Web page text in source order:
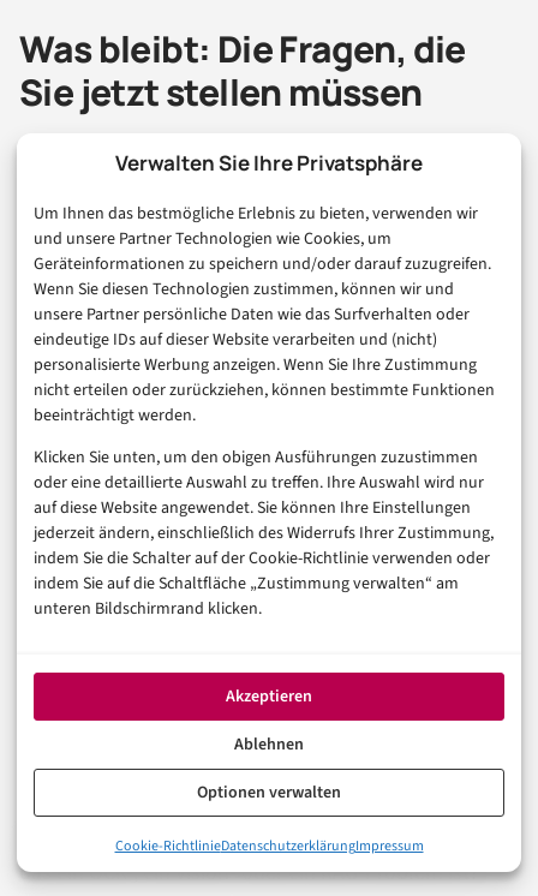
Verwalten Sie Ihre Privatsphäre
Um Ihnen das bestmögliche Erlebnis zu bieten, verwenden wir
und unsere Partner Technologien wie Cookies, um
Geräteinformationen zu speichern und/oder darauf zuzugreifen.
Wenn Sie diesen Technologien zustimmen, können wir und
unsere Partner persönliche Daten wie das Surfverhalten oder
eindeutige IDs auf dieser Website verarbeiten und (nicht)
personalisierte Werbung anzeigen. Wenn Sie Ihre Zustimmung
nicht erteilen oder zurückziehen, können bestimmte Funktionen
beeinträchtigt werden.
Klicken Sie unten, um den obigen Ausführungen zuzustimmen
oder eine detaillierte Auswahl zu treffen. Ihre Auswahl wird nur
auf diese Website angewendet. Sie können Ihre Einstellungen
jederzeit ändern, einschließlich des Widerrufs Ihrer Zustimmung,
indem Sie die Schalter auf der Cookie-Richtlinie verwenden oder
indem Sie auf die Schaltfläche „Zustimmung verwalten“ am
unteren Bildschirmrand klicken.
Akzeptieren
Ablehnen
Optionen verwalten
Cookie-RichtlinieDatenschutzerklärungImpressum
Was bleibt: Die Fragen, die
Sie jetzt stellen müssen
Vision Agenten für Dokumentenverarbeitung sind real
und leistungsfähig. Aber sie sind kein Plug-and-play-
Produkt und kein vollständiger Ersatz für spezialisierte
Enterprise OCR-Systeme. Die Unternehmen, die gerade
produktiv damit arbeiten, haben das verstanden: Sie
bauen hybride Pipelines, wählen gezielt, welche
Dokumente durch teure LLM-Interpretation laufen
müssen, und klären Compliance-Fragen vor der
Modellwahl.
Wer Vision Agenten als schnellen Ersatz für seinen
gesamten Dokumentenstack einführen will, wird an
Kosten, Governance oder Genauigkeit scheitern. Wer
durchdachte IDP-Architektur einbettet, hat echte
Automatisierungspotenziale.
Welche Dokumenttypen in Ihrem Unternehmen
wirklich die größten manuellen Aufwände erzeugen –
und haben Sie bereits eine klare Antwort darauf, ob
das ein OCR-, ein Vision- oder ein RAG-Problem ist?
Der Hype um Vision Agenten: Was wirklich dahintersteckt